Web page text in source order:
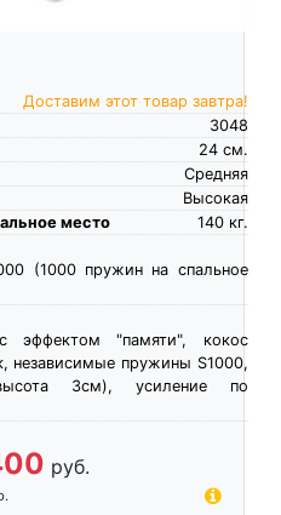
Доставим этот товар завтра!
3048
см.
24
Средняя
Высокая
место
кг.
140
(1000 пружин на спальное
c эффектом "памяти", кокос
независимые пружины S1000,
3см), усиление по
руб.